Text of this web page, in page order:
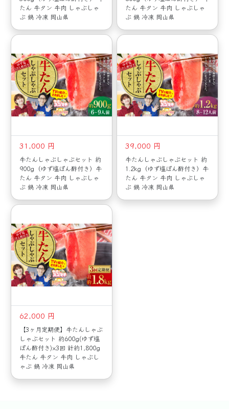
たん 牛タン 牛肉 しゃぶしゃ
ぶ 鍋 冷凍 岡山県
たん 牛タン 牛肉 しゃぶしゃ
ぶ 鍋 冷凍 岡山県
31,000 円
牛たんしゃぶしゃぶセット 約
900g（ゆず塩ぽん酢付き）牛
たん 牛タン 牛肉 しゃぶしゃ
ぶ 鍋 冷凍 岡山県
39,000 円
牛たんしゃぶしゃぶセット 約
1.2kg（ゆず塩ぽん酢付き）牛
たん 牛タン 牛肉 しゃぶしゃ
ぶ 鍋 冷凍 岡山県
62,000 円
【3ヶ月定期便】牛たんしゃぶ
しゃぶセット 約600g(ゆず塩
ぽん酢付き)×3回 計約1,800g
牛たん 牛タン 牛肉 しゃぶし
ゃぶ 鍋 冷凍 岡山県